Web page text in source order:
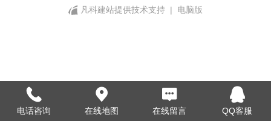
凡科建站提供技术支持
| 电脑版
电话咨询 在线地图 在线留言 QQ客服